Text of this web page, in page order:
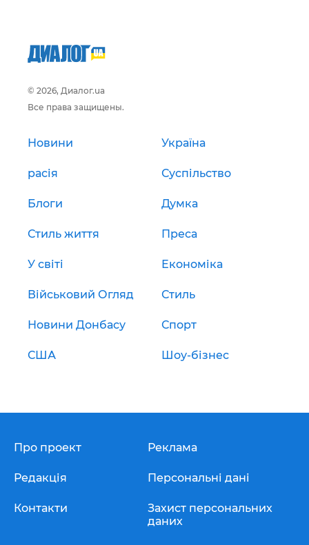
© 2026, Диалог.ua
Все права защищены.
Новини Україна
расія Суспільство
Блоги Думка
Стиль життя Преса
У світі Економіка
Військовий Огляд Стиль
Новини Донбасу Спорт
США Шоу-бізнес
Про проект
Редакція
Контакти
Реклама
Персональні дані
Захист персональних
даних